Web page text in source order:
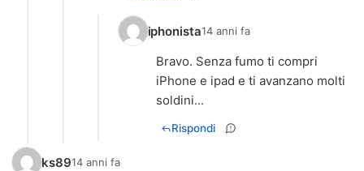
iphonista14 anni fa
Bravo. Senza fumo ti compri
iPhone e ipad e ti avanzano molti
soldini...
Rispondi
ks8914 anni fa